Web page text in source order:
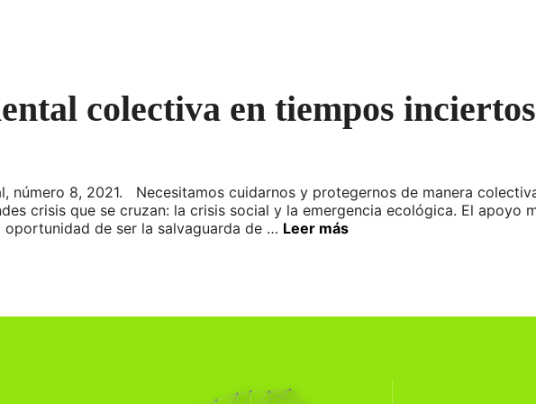
colectiva en tiempos
número 8, 2021. Necesitamos cuidarnos y protegernos de manera
crisis que se cruzan: la crisis social y la emergencia ecológica. El apoyo
de ser la salvaguarda de … Leer más